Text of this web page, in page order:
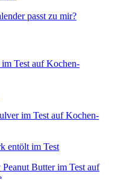
passt zu mir?
entölt im Test